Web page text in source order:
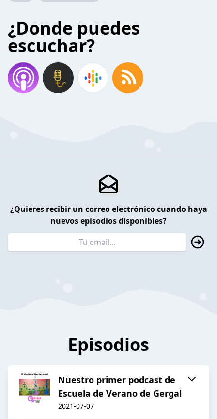
¿Donde puedes
escuchar?
¿Quieres recibir un correo electrónico cuando haya
nuevos episodios disponibles?
Episodios
Nuestro primer podcast de
Escuela de Verano de Gergal
2021-07-07